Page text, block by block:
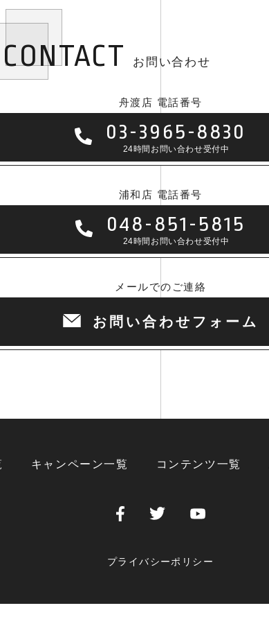
CONTACT お問い合わせ
舟渡店 電話番号
03-3965-8830
24時間お問い合わせ受付中
浦和店 電話番号
048-851-5815
24時間お問い合わせ受付中
メールでのご連絡
お問い合わせフォーム
キャンペーン一覧 コンテンツ一覧
プライバシーポリシー